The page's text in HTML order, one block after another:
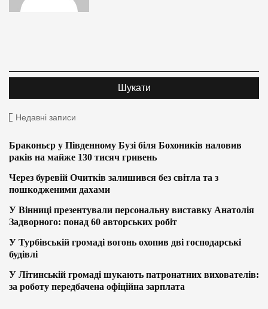
Недавні записи
Браконьєр у Південному Бузі біля Бохоників наловив
раків на майже 130 тисяч гривень
Через буревій Очитків залишився без світла та з
пошкодженими дахами
У Вінниці презентували персональну виставку Анатолія
Задворного: понад 60 авторських робіт
У Турбівській громаді вогонь охопив дві господарські
будівлі
У Літинській громаді шукають патронатних вихователів:
за роботу передбачена офіційна зарплата